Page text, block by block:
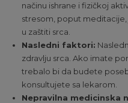
načinu ishrane i fizičkoj
stresom, poput
u zaštiti srca.
Nasledni faktori:
zdravlju srca. Ako imate
trebalo bi da budete
konsultujete sa lekarom.
Nepravilna medicinska